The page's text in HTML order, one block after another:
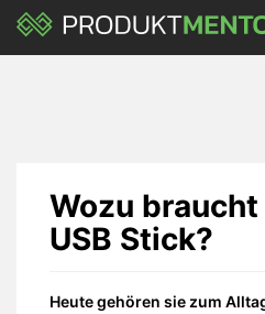
Skip
main
Wozu
USB Stick?
Heute gehören sie zum